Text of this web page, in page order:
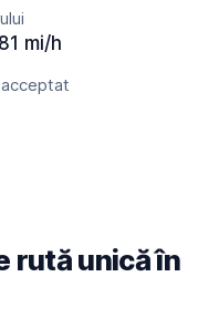
mi/h
rută unică în